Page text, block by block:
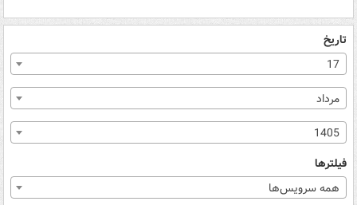
تاریخ
17
مرداد
1405
فیلترها
همه سرویس‌ها